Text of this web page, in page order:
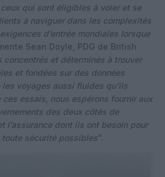
qui sont éligibles à voler et se
à naviguer dans les complexités
d’entrée mondiales lorsque
Sean Doyle, PDG de British
concentrés et déterminés à trouver
et fondées sur des données
voyages aussi fluides qu’ils
ces essais, nous espérons fournir aux
des deux côtés de
l’assurance dont ils ont besoin pour
toute sécurité possibles“.